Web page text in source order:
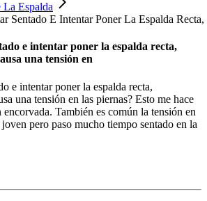
Espalda
Sentado E Intentar Poner La Espalda
e intentar poner la espalda recta,
una tensión en
e intentar poner la espalda recta,
una tensión en las piernas? Esto me hace
encorvada. También es común la tensión en
pero paso mucho tiempo sentado en la